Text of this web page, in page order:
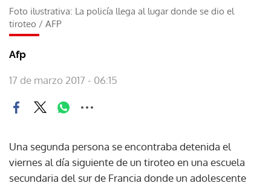
Foto ilustrativa: La policía llega al lugar donde se dio el
tiroteo / AFP
Afp
17 de marzo 2017 - 06:15
Una segunda persona se encontraba detenida el
viernes al día siguiente de un tiroteo en una escuela
secundaria del sur de Francia donde un adolescente